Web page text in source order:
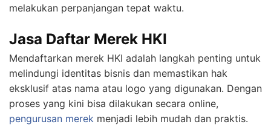
melakukan perpanjangan tepat waktu.
Jasa Daftar Merek HKI
Mendaftarkan merek HKI adalah langkah penting untuk
melindungi identitas bisnis dan memastikan hak
eksklusif atas nama atau logo yang digunakan. Dengan
proses yang kini bisa dilakukan secara online,
pengurusan merek menjadi lebih mudah dan praktis.